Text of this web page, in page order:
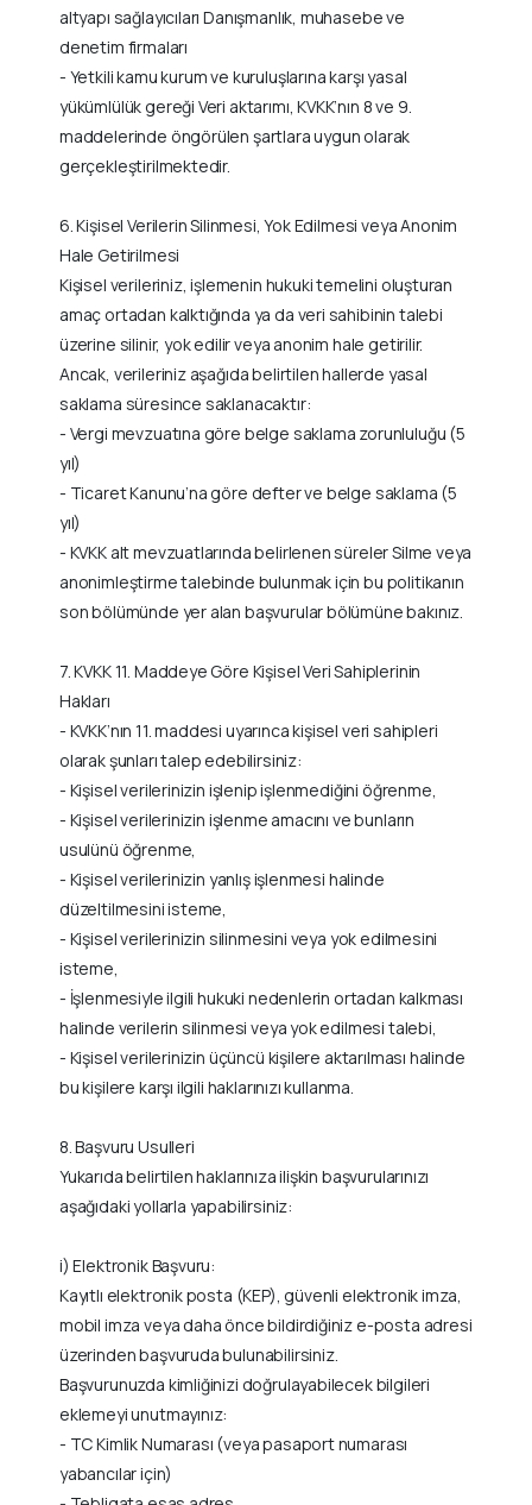
altyapı sağlayıcıları Danışmanlık, muhasebe ve
denetim firmaları
- Yetkili kamu kurum ve kuruluşlarına karşı yasal
yükümlülük gereği Veri aktarımı, KVKK’nın 8 ve 9.
maddelerinde öngörülen şartlara uygun olarak
gerçekleştirilmektedir.
6. Kişisel Verilerin Silinmesi, Yok Edilmesi veya Anonim
Hale Getirilmesi
Kişisel verileriniz, işlemenin hukuki temelini oluşturan
amaç ortadan kalktığında ya da veri sahibinin talebi
üzerine silinir, yok edilir veya anonim hale getirilir.
Ancak, verileriniz aşağıda belirtilen hallerde yasal
saklama süresince saklanacaktır:
- Vergi mevzuatına göre belge saklama zorunluluğu (5
yıl)
- Ticaret Kanunu’na göre defter ve belge saklama (5
yıl)
- KVKK alt mevzuatlarında belirlenen süreler Silme veya
anonimleştirme talebinde bulunmak için bu politikanın
son bölümünde yer alan başvurular bölümüne bakınız.
7. KVKK 11. Maddeye Göre Kişisel Veri Sahiplerinin
Hakları
- KVKK’nın 11. maddesi uyarınca kişisel veri sahipleri
olarak şunları talep edebilirsiniz:
- Kişisel verilerinizin işlenip işlenmediğini öğrenme,
- Kişisel verilerinizin işlenme amacını ve bunların
usulünü öğrenme,
- Kişisel verilerinizin yanlış işlenmesi halinde
düzeltilmesini isteme,
- Kişisel verilerinizin silinmesini veya yok edilmesini
isteme,
- İşlenmesiyle ilgili hukuki nedenlerin ortadan kalkması
halinde verilerin silinmesi veya yok edilmesi talebi,
- Kişisel verilerinizin üçüncü kişilere aktarılması halinde
bu kişilere karşı ilgili haklarınızı kullanma.
8. Başvuru Usulleri
Yukarıda belirtilen haklarınıza ilişkin başvurularınızı
aşağıdaki yollarla yapabilirsiniz:
i) Elektronik Başvuru:
Kayıtlı elektronik posta (KEP), güvenli elektronik imza,
mobil imza veya daha önce bildirdiğiniz e-posta adresi
üzerinden başvuruda bulunabilirsiniz.
Başvurunuzda kimliğinizi doğrulayabilecek bilgileri
eklemeyi unutmayınız:
- TC Kimlik Numarası (veya pasaport numarası
yabancılar için)